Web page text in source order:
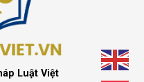
Luật Việt